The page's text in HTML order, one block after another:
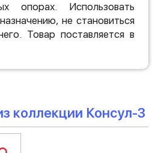
опорах. Использовать
не становиться
Товар поставляется в
коллекции Консул-3